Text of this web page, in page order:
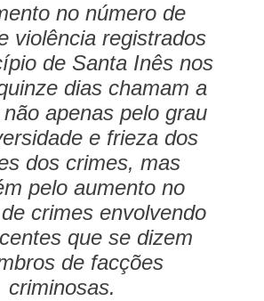
no número de
violência registrados
de Santa Inês nos
dias chamam a
apenas pelo grau
e frieza dos
dos crimes, mas
pelo aumento no
crimes envolvendo
que se dizem
de facções
criminosas.